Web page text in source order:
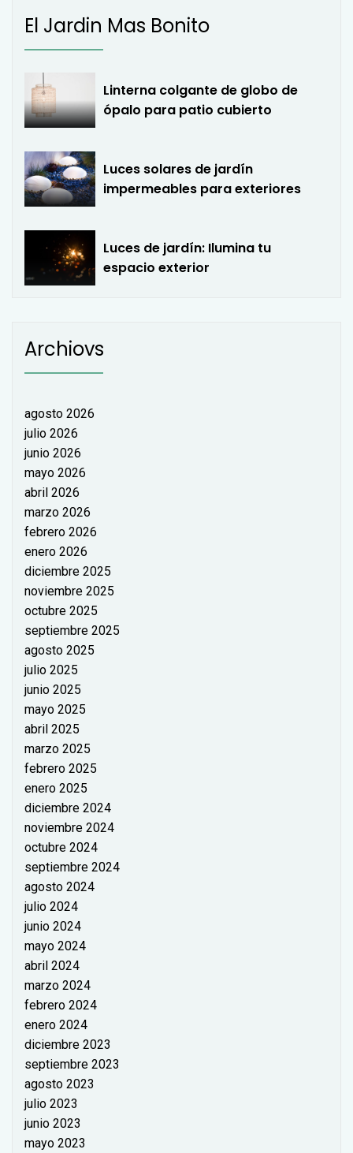
El Jardin Mas Bonito
Linterna colgante de globo de
ópalo para patio cubierto
Luces solares de jardín
impermeables para exteriores
Luces de jardín: Ilumina tu
espacio exterior
Archiovs
agosto 2026
julio 2026
junio 2026
mayo 2026
abril 2026
marzo 2026
febrero 2026
enero 2026
diciembre 2025
noviembre 2025
octubre 2025
septiembre 2025
agosto 2025
julio 2025
junio 2025
mayo 2025
abril 2025
marzo 2025
febrero 2025
enero 2025
diciembre 2024
noviembre 2024
octubre 2024
septiembre 2024
agosto 2024
julio 2024
junio 2024
mayo 2024
abril 2024
marzo 2024
febrero 2024
enero 2024
diciembre 2023
septiembre 2023
agosto 2023
julio 2023
junio 2023
mayo 2023